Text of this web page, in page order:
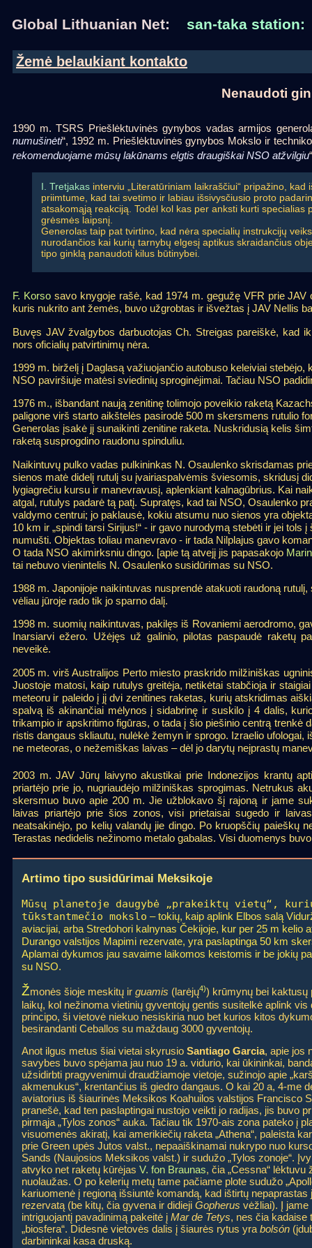
Global Lithuanian Net: san-taka station:
Žemė belaukiant kontakto
Nenaudoti
1990 m. TSRS Priešlėktuvinės gynybos vadas armijos
numušinėti“, 1992 m. Priešlėktuvinės gynybos Mokslo ir
rekomenduojame mūsų lakūnams elgtis draugiškai NSO atžvilgiu
I. Tretjakas interviu „Literatūriniam laikraščiui“ pripažino,
priimtume, kad tai svetimo ir labiau išsivysčiusio proto
atsakomąją reakciją. Todėl kol kas per anksti kurti
grėsmės laipsnį.
Generolas taip pat tvirtino, kad nėra specialių instrukcijų
nurodančios kai kurių tarnybų elgesį aptikus skraidančius
tipo ginklą panaudoti kilus būtinybei.
F. Korsosavo knygoje rašė, kad 1974 m. gegužę VFR prie
kuris nukrito ant žemės, buvo užgrobtas ir išvežtas į JAV Nellis
Buvęs JAV žvalgybos darbuotojas Ch. Streigas pareiškė, kad
nors oficialių patvirtinimų nėra.
1999 m. birželį į Daglasą važiuojančio autobuso keleiviai
NSO paviršiuje matėsi sviedinių sproginėjimai. Tačiau NSO
1976 m., išbandant naują zenitinę tolimojo poveikio raketą
paligone virš starto aikštelės pasirodė 500 m skersmens rutulio
Generolas įsakė jį sunaikinti zenitine raketa. Nuskridusią kelis
raketą susprogdino raudonu spinduliu.
Naikintuvų pulko vadas pulkininkas N. Osaulenko skrisdamas
sienos matė didelį rutulį su įvairiaspalvėmis šviesomis, skridusį
lygiagrečiu kursu ir manevravusį, aplenkiant kalnagūbrius. Kai
atgal, rutulys padarė tą patį. Supratęs, kad tai NSO, Osaulenko
valdymo centrui; jo paklausė, kokiu atsumu nuo sienos yra
10 km ir „spindi tarsi Sirijus!“ - ir gavo nurodymą stebėti ir jei tols į
numušti. Objektas toliau manevravo - ir tada Nilplajus gavo
O tada NSO akimirksniu dingo. [apie tą atvejį jis papasakojo
tai nebuvo vienintelis N. Osaulenko susidūrimas su NSO.
1988 m. Japonijoje naikintuvas nusprendė atakuoti raudoną
vėliau jūroje rado tik jo sparno dalį.
1998 m. suomių naikintuvas, pakilęs iš Rovaniemi aerodromo,
Inarsiarvi ežero. Užėjęs už galinio, pilotas paspaudė raketų
neveikė.
2005 m. virš Australijos Perto miesto praskrido milžiniškas
Juostoje matosi, kaip rutulys greitėja, netikėtai stabčioja ir
meteoru ir paleido į jį dvi zenitines raketas, kurių atskridimas
spalvą iš akinančiai mėlynos į sidabrinę ir suskilo į 4 dalis,
trikampio ir apskritimo figūras, o tada į šio piešinio centrą
ristis dangaus skliautu, nulėkė žemyn ir sprogo. Izraelio
ne meteoras, o nežemiškas laivas – dėl jo darytų neįprastų
2003 m. JAV Jūrų laivyno akustikai prie Indonezijos krantų
priartėjo prie jo, nugriaudėjo milžiniškas sprogimas. Netrukus
skersmuo buvo apie 200 m. Jie užblokavo šį rajoną ir jame
laivas priartėjo prie šios zonos, visi prietaisai sugedo ir
neatsakinėjo, po kelių valandų jie dingo. Po kruopščių paieškų
Terastas nedidelis nežinomo metalo gabalas. Visi duomenys
Artimo tipo susidūrimai Meksikoje
Mūsų planetoje daugybė „prakeiktų vietų“,
tūkstantmečio mokslo – tokių, kaip aplink Elbos salą
aviacijai, arba Stredohori kalnynas Čekijoje, kur per 25 m kelio
Durango valstijos Mapimi rezervate, yra paslaptinga 50 km
Aplamai dykumos jau savaime laikomos keistomis ir be jokių
su NSO.
Žmonės šioje meskitų ir guamis (larėjų4)) krūmynų bei kaktusų
laikų, kol nežinoma vietinių gyventojų gentis susitelkė aplink
principo, ši vietovė niekuo nesiskiria nuo bet kurios kitos
besirandanti Ceballos su maždaug 3000 gyventojų.
Anot ilgus metus šiai vietai skyrusio Santiago Garcia, apie jos
savybes buvo spėjama jau nuo 19 a. vidurio, kai ūkininkai,
užsidirbti pragyvenimui draudžiamoje vietoje, sužinojo apie
akmenukus“, krentančius iš giedro dangaus. O kai 20 a, 4-me
aviatorius iš šiaurinės Meksikos Koahuilos valstijos Francisco
pranešė, kad ten paslaptingai nustojo veikti jo radijas, jis buvo
pirmąja „Tylos zonos“ auka. Tačiau tik 1970-ais zona pateko į
visuomenės akiratį, kai amerikiečių raketa „Athena“, paleista
prie Green upės Jutos valst., nepaaiškinamai nukrypo nuo
Sands (Naujosios Meksikos valst.) ir sudužo „Tylos zonoje“.
atvyko net raketų kūrėjas V. fon Braunas, čia „Cessna“
nuolaužas. O po kelerių metų tame pačiame plote sudužo
kariuomenė į regioną išsiuntė komandą, kad ištirtų
rezervatą (be kitų, čia gyvena ir didieji Gopherus vėžliai). Į
intriguojantį pavadinimą pakeitė į Mar de Tetys, nes čia kadaise
„biosfera“. Didesnė vietovės dalis į šiaurės rytus yra bolsón
darbininkai kasa druską.